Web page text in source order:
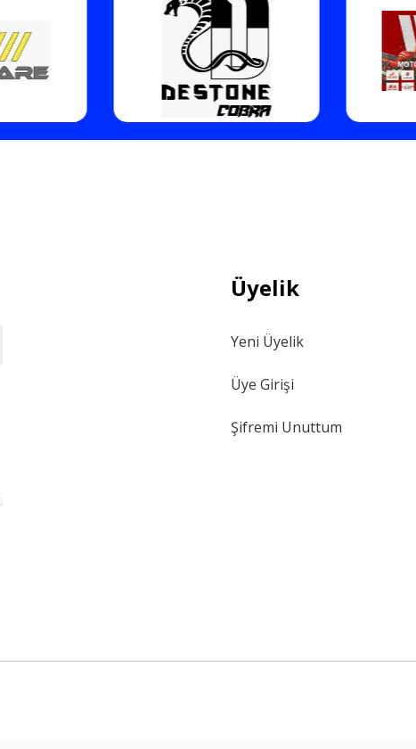
Gönder
Üyelik
Yeni Üyelik
Üye Girişi
Şifremi Unuttum